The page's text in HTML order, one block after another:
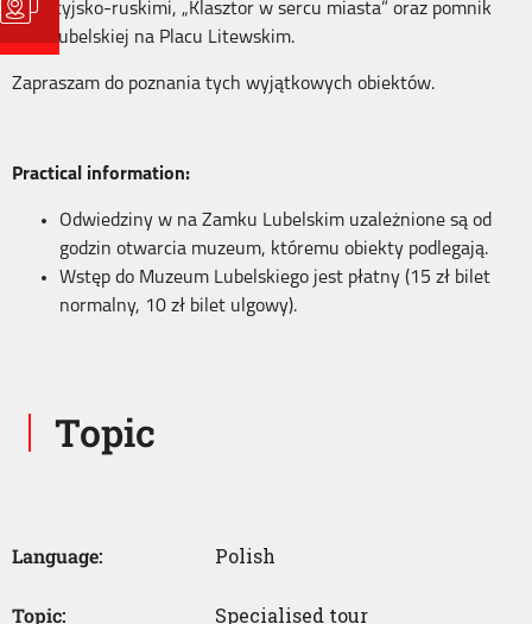
bizantyjsko-ruskimi, „Klasztor w sercu miasta” oraz pomnik
Unii Lubelskiej na Placu Litewskim.
Zapraszam do poznania tych wyjątkowych obiektów.
Practical information:
Odwiedziny w na Zamku Lubelskim uzależnione są od
godzin otwarcia muzeum, któremu obiekty podlegają.
Wstęp do Muzeum Lubelskiego jest płatny (15 zł bilet
normalny, 10 zł bilet ulgowy).
Topic
Language: Polish
Topic: Specialised tour